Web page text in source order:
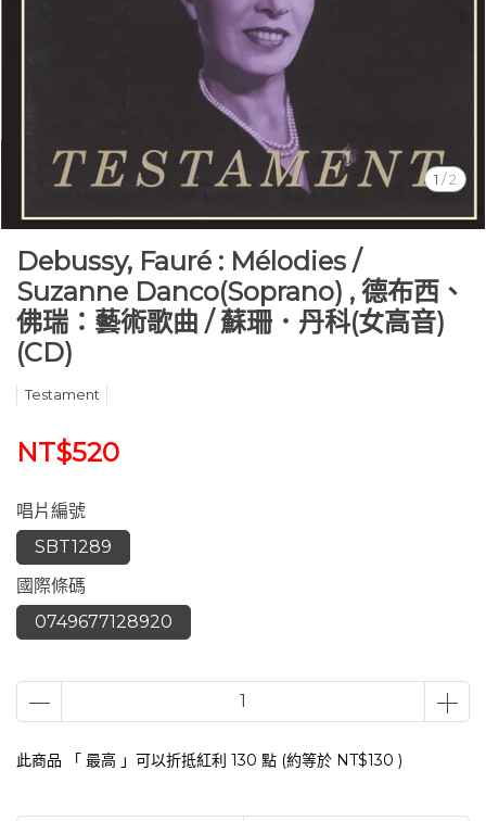
1 /2
Debussy, Fauré : Mélodies /
Suzanne Danco(Soprano) , 德布西、
佛瑞：藝術歌曲 / 蘇珊．丹科(女高音)
(CD)
Testament
NT$520
唱片編號
SBT1289
國際條碼
0749677128920
此商品 「 最高 」可以折抵紅利 130 點 (約等於 NT$130 )